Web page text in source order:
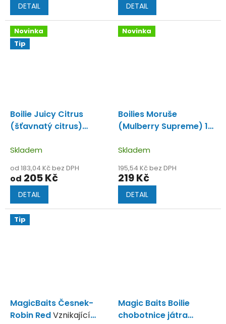
DETAIL DETAIL
Novinka
Tip
Boilie Juicy Citrus
(šťavnatý citrus)
Skladem
od 183,04 Kč bez DPH
od 205 Kč
DETAIL
Novinka
Boilies Moruše
(Mulberry Supreme) 1
dvoubarevné bouilies
moruše.
Skladem
195,54 Kč bez DPH
219 Kč
DETAIL
Tip
MagicBaits Česnek-
Robin RedVznikající
Magic Baits Boilie
chobotnice játra